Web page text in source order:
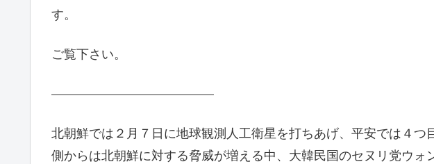
す。
ご覧下さい。
北朝鮮では２月７日に地球観測人工衛星を打ちあげ、平安では４つ
側からは北朝鮮に対する脅威が増える中、大韓民国のセヌリ党ウォ